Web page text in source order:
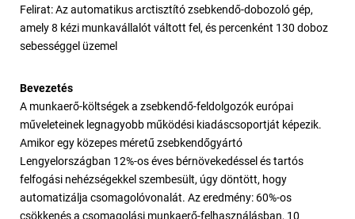
Felirat: Az automatikus arctisztító zsebkendő-dobozoló gép,
amely 8 kézi munkavállalót váltott fel, és percenként 130 doboz
sebességgel üzemel
Bevezetés
A munkaerő-költségek a zsebkendő-feldolgozók európai
műveleteinek legnagyobb működési kiadáscsoportját képezik.
Amikor egy közepes méretű zsebkendőgyártó
Lengyelországban 12%-os éves bérnövekedéssel és tartós
felfogási nehézségekkel szembesült, úgy döntött, hogy
automatizálja csomagolóvonalát. Az eredmény: 60%-os
csökkenés a csomagolási munkaerő-felhasználásban, 10